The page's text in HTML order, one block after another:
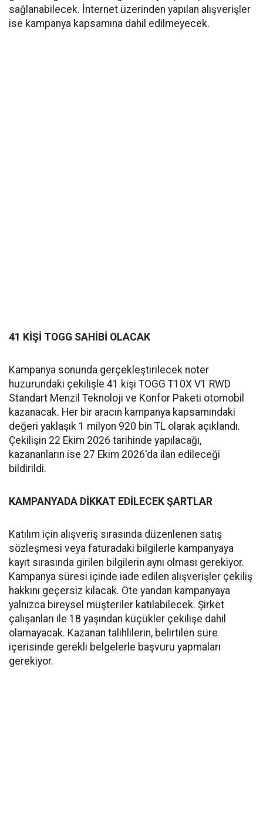
sağlanabilecek. İnternet üzerinden yapılan alışverişler
ise kampanya kapsamına dahil edilmeyecek.
41 KİŞİ TOGG SAHİBİ OLACAK
Kampanya sonunda gerçekleştirilecek noter
huzurundaki çekilişle 41 kişi TOGG T10X V1 RWD
Standart Menzil Teknoloji ve Konfor Paketi otomobil
kazanacak. Her bir aracın kampanya kapsamındaki
değeri yaklaşık 1 milyon 920 bin TL olarak açıklandı.
Çekilişin 22 Ekim 2026 tarihinde yapılacağı,
kazananların ise 27 Ekim 2026'da ilan edileceği
bildirildi.
KAMPANYADA DİKKAT EDİLECEK ŞARTLAR
Katılım için alışveriş sırasında düzenlenen satış
sözleşmesi veya faturadaki bilgilerle kampanyaya
kayıt sırasında girilen bilgilerin aynı olması gerekiyor.
Kampanya süresi içinde iade edilen alışverişler çekiliş
hakkını geçersiz kılacak. Öte yandan kampanyaya
yalnızca bireysel müşteriler katılabilecek. Şirket
çalışanları ile 18 yaşından küçükler çekilişe dahil
olamayacak. Kazanan talihlilerin, belirtilen süre
içerisinde gerekli belgelerle başvuru yapmaları
gerekiyor.